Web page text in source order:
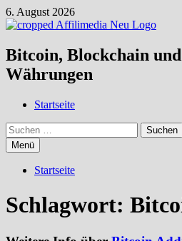
Zum
Inhalt
6. August 2026
Bitcoin, Blockchain
Währungen
Startseite
Suchen
nach:
Menü
Startseite
Schlagwort: